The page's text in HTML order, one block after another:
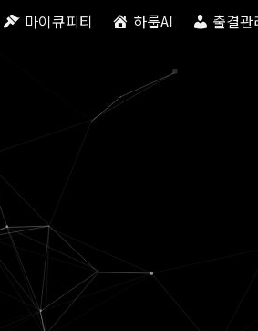
마이큐피티 하룹AI 출결관